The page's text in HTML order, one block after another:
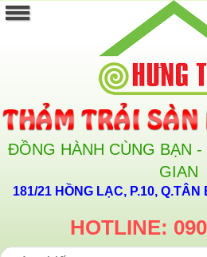
ĐỒNG HÀNH CÙNG BẠN -
GIAN
181/21 HỒNG LẠC, P.10, Q.TÂN
HOTLINE: